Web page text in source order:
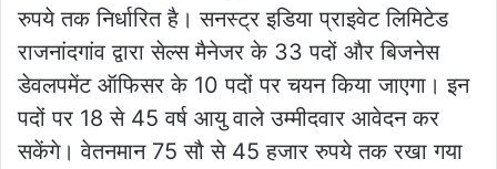
रुपये तक निर्धारित है। सनस्ट्र इडिया प्राइवेट लिमिटेड
राजनांदगांव द्वारा सेल्स मैनेजर के 33 पदों और बिजनेस
डेवलपमेंट ऑफिसर के 10 पदों पर चयन किया जाएगा। इन
पदों पर 18 से 45 वर्ष आयु वाले उम्मीदवार आवेदन कर
सकेंगे। वेतनमान 75 सौ से 45 हजार रुपये तक रखा गया